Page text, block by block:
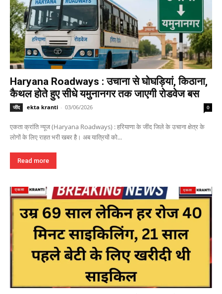
Haryana Roadways : उचाना से घोघड़ियां, किठाना,
कैथल होते हुए सीधे यमुनानगर तक जाएगी रोडवेज बस
जींद ekta kranti - 03/06/2026 0
एकता क्रांति न्यूज (Haryana Roadways) : हरियाणा के जींद जिले के उचाना क्षेत्र के
लोगों के लिए राहत भरी खबर है। अब यात्रियों को...
Read more